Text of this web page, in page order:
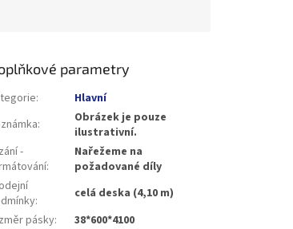
parametry
:
Hlavní
:
Obrázek je pouze
ilustrativní.
-
:
Nařežeme na
požadované díly
:
celá deska (4,10 m)
pásky: 38*600*4100